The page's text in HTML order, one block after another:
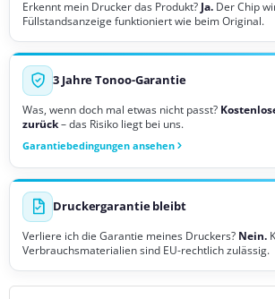
Erkennt mein Drucker das Produkt? Ja. Der Chip
Füllstandsanzeige funktioniert wie beim Original.
3 Jahre Tonoo-Garantie
Was, wenn doch mal etwas nicht passt?
zurück – das Risiko liegt bei uns.
Garantiebedingungen ansehen
Druckergarantie bleibt
Verliere ich die Garantie meines Druckers? Nein.
Verbrauchsmaterialien sind EU-rechtlich zulässig.